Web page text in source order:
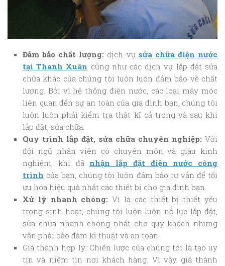
Đảm bảo chất lượng: dịch vụ sửa chữa điện nước
tại Thanh Xuân cũng như các dịch vụ lắp đặt sửa
chữa khác của chúng tôi luôn luôn đảm bảo về chất
lượng. Bởi vì hệ thống điện nước, các loại máy móc
liên quan đến sự an toàn của gia đình bạn, chúng tôi
luôn luôn phải kiểm tra thật kĩ cả trong và sau khi
lắp đặt, sửa chữa.
Quy trình lắp đặt, sửa chữa chuyên nghiệp: Với
đội ngũ nhân viên có chuyên môn và giàu kinh
nghiệm, khi đã nhận lắp đặt điện nước công
trình của bạn, chúng tôi luôn đảm bảo tư vấn để tối
ưu hóa hiệu quả nhất các thiết bị cho gia đình bạn.
Xử lý nhanh chóng:Vì là các thiết bị thiết yếu
trong sinh hoạt, chúng tôi luôn luôn nỗ lực lắp đặt,
sửa chữa nhanh chóng nhất cho quý khách nhưng
vẫn phải bảo đảm kĩ thuật và an toàn.
Giá thành hợp lý: Chiến lược của chúng tôi là tạo uy
tín và niềm tin nơi khách hàng. Vì vậy giá thành